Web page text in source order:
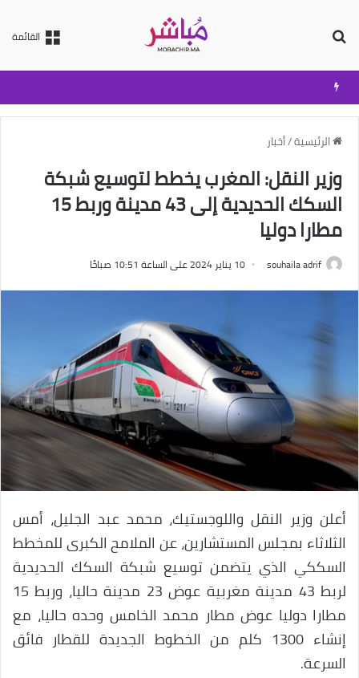
القائمة
الرئيسية/أخبار
وزير النقل: المغرب يخطط لتوسيع شبكة
السكك الحديدية إلى 43 مدينة وربط 15
مطارا دوليا
souhaila adrif 10 يناير 2024 على الساعة 10:51 صباحًا
أعلن وزير النقل واللوجستيك، محمد عبد الجليل، أمس
الثلاثاء بمجلس المستشارين، عن الملامح الكبرى للمخطط
السككي الذي يتضمن توسيع شبكة السكك الحديدية
لربط 43 مدينة مغربية عوض 23 مدينة حاليا، وربط 15
مطارا دوليا عوض مطار محمد الخامس وحده حاليا، مع
إنشاء 1300 كلم من الخطوط الجديدة للقطار فائق
السرعة.